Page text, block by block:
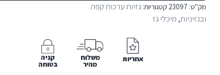
אמגזית
190
23097קטגוריות:גזיות ערכות קפה
,מיכלי גז
משלוח
מהיר